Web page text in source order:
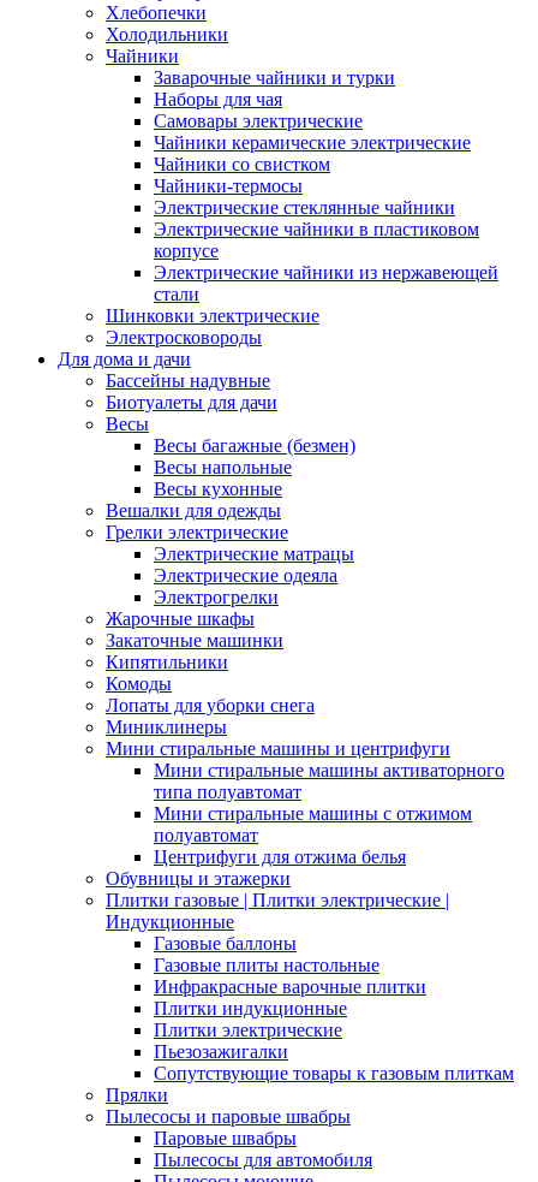
Хлебопечки
Холодильники
Чайники
Заварочные чайники и турки
Наборы для чая
Самовары электрические
Чайники керамические электрические
Чайники со свистком
Чайники-термосы
Электрические стеклянные чайники
Электрические чайники в пластиковом
корпусе
Электрические чайники из нержавеющей
стали
Шинковки электрические
Электросковороды
Для дома и дачи
Бассейны надувные
Биотуалеты для дачи
Весы
Весы багажные (безмен)
Весы напольные
Весы кухонные
Вешалки для одежды
Грелки электрические
Электрические матрацы
Электрические одеяла
Электрогрелки
Жарочные шкафы
Закаточные машинки
Кипятильники
Комоды
Лопаты для уборки снега
Миниклинеры
Мини стиральные машины и центрифуги
Мини стиральные машины активаторного
типа полуавтомат
Мини стиральные машины с отжимом
полуавтомат
Центрифуги для отжима белья
Обувницы и этажерки
Плитки газовые | Плитки электрические |
Индукционные
Газовые баллоны
Газовые плиты настольные
Инфракрасные варочные плитки
Плитки индукционные
Плитки электрические
Пьезозажигалки
Сопутствующие товары к газовым плиткам
Прялки
Пылесосы и паровые швабры
Паровые швабры
Пылесосы для автомобиля